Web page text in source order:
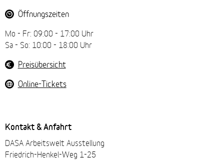
Öffnungszeiten
Mo - Fr: 09:00 - 17:00 Uhr
Sa - So: 10:00 - 18:00 Uhr
Preisübersicht
Online-Tickets
Kontakt & Anfahrt
DASA Arbeitswelt Ausstellung
Friedrich-Henkel-Weg 1-25